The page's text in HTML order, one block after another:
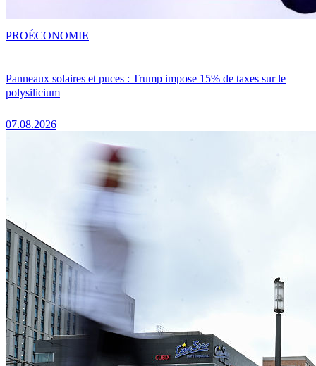
Panneaux solaires et puces : Trump impose 15% de taxes sur le
polysilicium
07.08.2026
PROÉCONOMIE